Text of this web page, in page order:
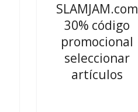
SLAMJAM.com
30% código
promocional
seleccionar
artículos